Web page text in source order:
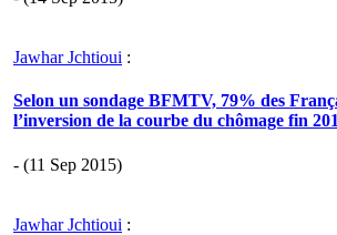
Jawhar Jchtioui :
Selon un sondage BFMTV, 79% des
l’inversion de la courbe du chômage fin
- (11 Sep 2015)
Jawhar Jchtioui :